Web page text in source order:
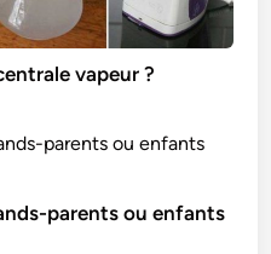
vapeur ?
parents ou enfants